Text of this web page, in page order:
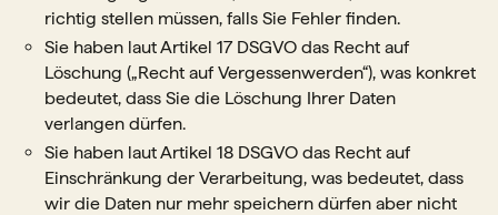
richtig stellen müssen, falls Sie Fehler finden.
Sie haben laut Artikel 17 DSGVO das Recht auf
Löschung („Recht auf Vergessenwerden“), was konkret
bedeutet, dass Sie die Löschung Ihrer Daten
verlangen dürfen.
Sie haben laut Artikel 18 DSGVO das Recht auf
Einschränkung der Verarbeitung, was bedeutet, dass
wir die Daten nur mehr speichern dürfen aber nicht